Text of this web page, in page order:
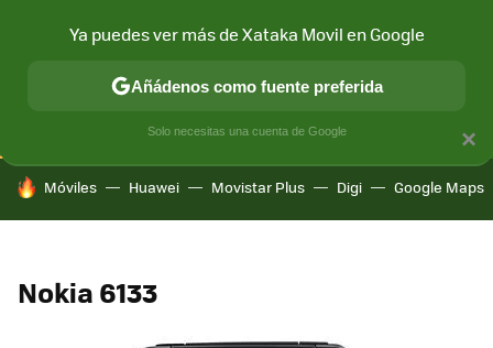
CONECTIVIDAD MÓVIL Y SOCIEDAD APLICACIONES
HOY SE HABLA DE
Móviles Huawei Movistar Plus Digi Google Maps
Nokia 6133
×
Ya puedes ver más de Xataka Movil en Google
Añádenos como fuente preferida
Solo necesitas una cuenta de Google